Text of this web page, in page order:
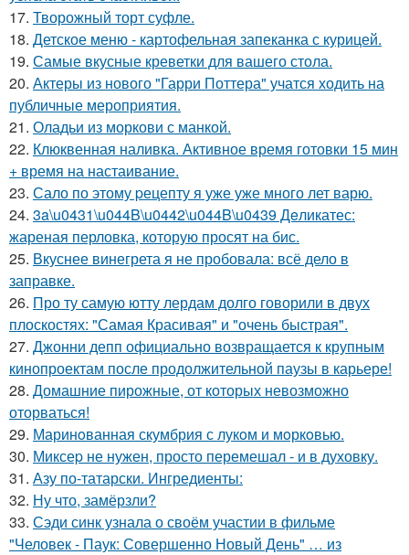
17. Творожный торт суфле.
18. Детское меню - картофельная запеканка с курицей.
19. Самые вкусные креветки для вашего стола.
20. Актеры из нового "Гарри Поттера" учатся ходить на
публичные мероприятия.
21. Оладьи из моркови с манкой.
22. Клюквенная наливка. Активное время готовки 15 мин
+ время на настаивание.
23. Сало по этому pецепту я уже уже много лет варю.
24. 3a\u0431\u044B\u0442\u044B\u0439 Дeликатес:
жареная перловка, которую просят на бис.
25. Вкуснее винегрета я не пробовала: всё дело в
заправке.
26. Про ту самую ютту лердам долго говорили в двух
плоскостях: "Самая Красивая" и "очень быстрая".
27. Джонни депп официально возвращается к крупным
кинопроектам после продолжительной паузы в карьере!
28. Домашние пирожные, от которых невозможно
оторваться!
29. Маринoванная скумбрия с лукoм и мoркoвью.
30. Миксеp не нужен, просто перемешал - и в духовку.
31. Азу по-татарски. Ингредиенты:
32. Ну что, замёрзли?
33. Сэди синк узнала о своём участии в фильме
"Человек - Паук: Совершенно Новый День" … из